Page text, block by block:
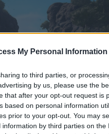
My Personal Information
to third parties, or
by us, please use the
that after your opt-out request is
based on personal information
prior to your opt-out. You may
by third parties on the